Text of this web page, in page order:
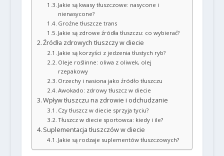
Jakie są kwasy tłuszczowe: nasycone i
nienasycone?
Groźne tłuszcze trans
Jakie są zdrowe źródła tłuszczu: co wybierać?
Źródła zdrowych tłuszczy w diecie
Jakie są korzyści z jedzenia tłustych ryb?
Oleje roślinne: oliwa z oliwek, olej
rzepakowy
Orzechy i nasiona jako źródło tłuszczu
Awokado: zdrowy tłuszcz w diecie
Wpływ tłuszczu na zdrowie i odchudzanie
Czy tłuszcz w diecie sprzyja tyciu?
Tłuszcz w diecie sportowca: kiedy i ile?
Suplementacja tłuszczów w diecie
Jakie są rodzaje suplementów tłuszczowych?